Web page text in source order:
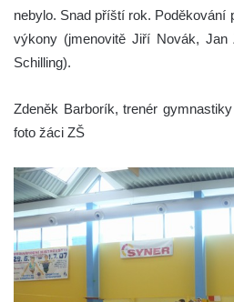
nebylo. Snad příští rok. Poděkování
výkony (jmenovitě Jiří Novák,
Schilling).
Zdeněk Barborík, trenér
foto žáci ZŠ